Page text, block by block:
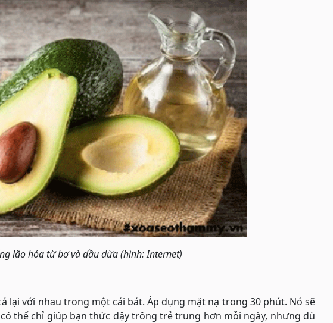
lão hóa từ bơ và dầu dừa (hình: Internet)
lại với nhau trong một cái bát. Áp dụng mặt nạ trong 30 phút. Nó sẽ
thể chỉ giúp bạn thức dậy trông trẻ trung hơn mỗi ngày, nhưng dù